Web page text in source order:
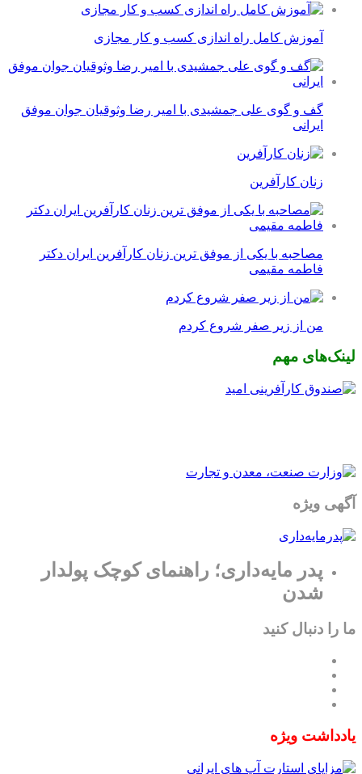
آموزش کامل راه اندازی کسب و کار مجازی
گف و گوی علی جمشیدی با امیر رضا وثوقیان جوان موفق
ایرانی
زنان کارآفرین
مصاحبه با یکی از موفق ترین زنان کارآفرین ایران دکتر
فاطمه مقیمی
من از زیر صفر شروع کردم
لینک‌های مهم
آگهی ویژه
پدر مایه‌داری؛ راهنمای کوچک پولدار
شدن
ما را دنبال کنید
یادداشت ویژه